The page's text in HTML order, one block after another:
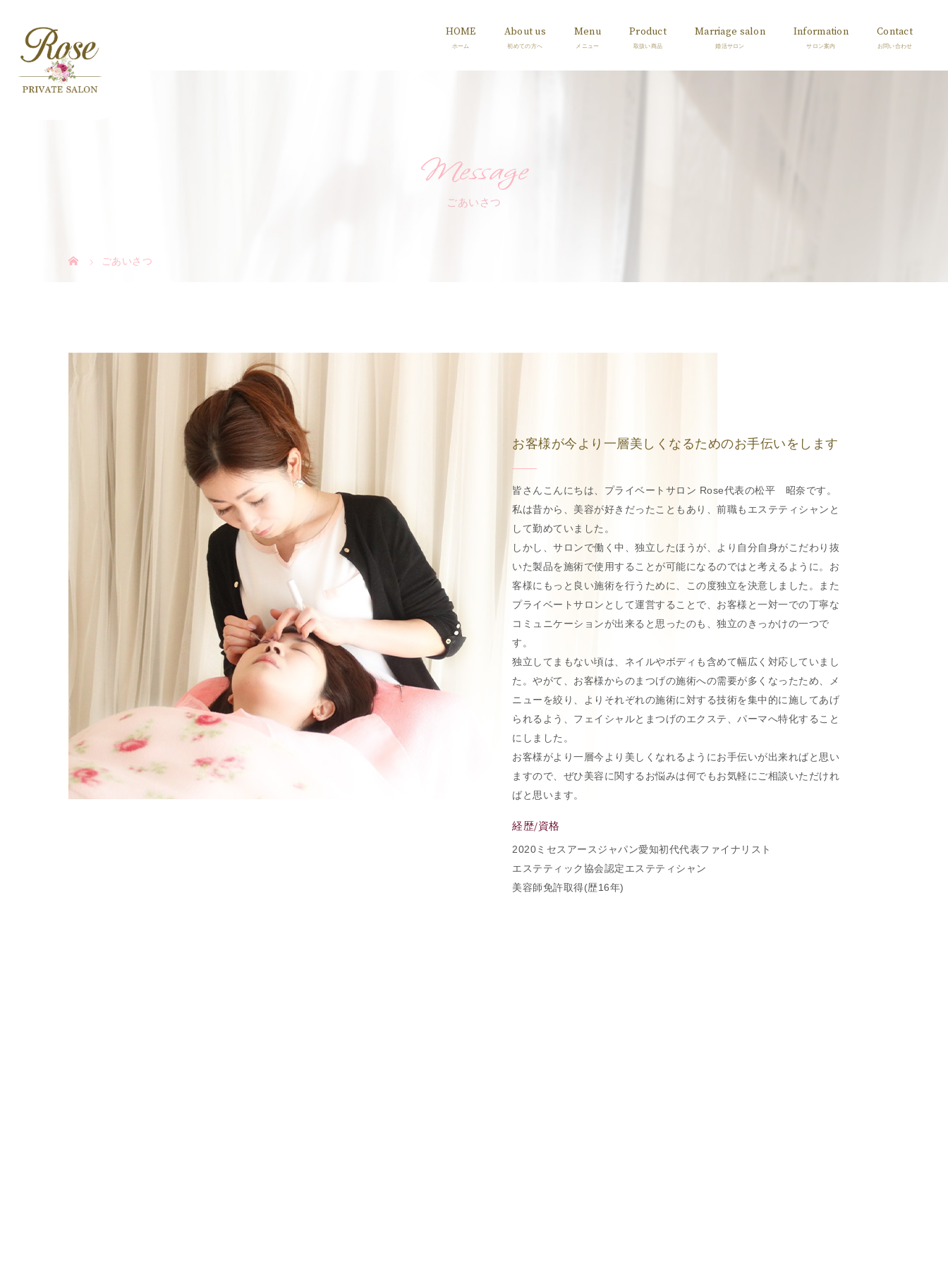
HOME About us Menu Product Marriage salon Information Contact
Message
ごあいさつ
ごあいさつ
お客様が今より一層美しくなるためのお手伝いをします
皆さんこんにちは、プライベートサロン Rose代表の松平 昭奈です。
私は昔から、美容が好きだったこともあり、前職もエステティシャンと
して勤めていました。
しかし、サロンで働く中、独立したほうが、より自分自身がこだわり抜
いた製品を施術で使用することが可能になるのではと考えるように。お
客様にもっと良い施術を行うために、この度独立を決意しました。また
プライベートサロンとして運営することで、お客様と一対一での丁寧な
コミュニケーションが出来ると思ったのも、独立のきっかけの一つで
す。
独立してまもない頃は、ネイルやボディも含めて幅広く対応していまし
た。やがて、お客様からのまつげの施術への需要が多くなったため、メ
ニューを絞り、よりそれぞれの施術に対する技術を集中的に施してあげ
られるよう、フェイシャルとまつげのエクステ、パーマへ特化すること
にしました。
お客様がより一層今より美しくなれるようにお手伝いが出来ればと思い
ますので、ぜひ美容に関するお悩みは何でもお気軽にご相談いただけれ
ばと思います。
経歴/資格
2020ミセスアースジャパン愛知初代代表ファイナリスト
エステティック協会認定エステティシャン
美容師免許取得(歴16年)